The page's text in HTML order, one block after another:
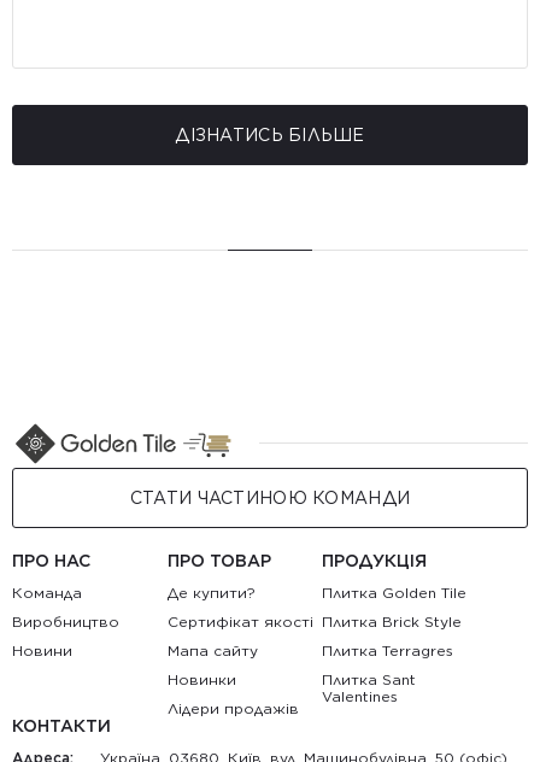
ДІЗНАТИСЬ БІЛЬШЕ
СТАТИ ЧАСТИНОЮ КОМАНДИ
ПРО НАС
Команда
Виробництво
Новини
ПРО ТОВАР
Де купити?
Сертифікат якості
Мапа сайту
Новинки
Лідери продажів
ПРОДУКЦІЯ
Плитка Golden Tile
Плитка Brick Style
Плитка Terragres
Плитка Sant
Valentines
КОНТАКТИ
Адреса: Україна, 03680, Київ, вул. Машинобудівна, 50 (офіс)